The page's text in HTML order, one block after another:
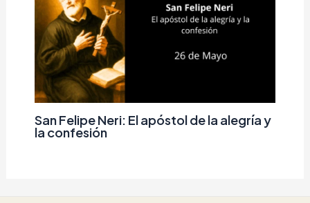
San Felipe Neri: El apóstol de la alegría y
la confesión